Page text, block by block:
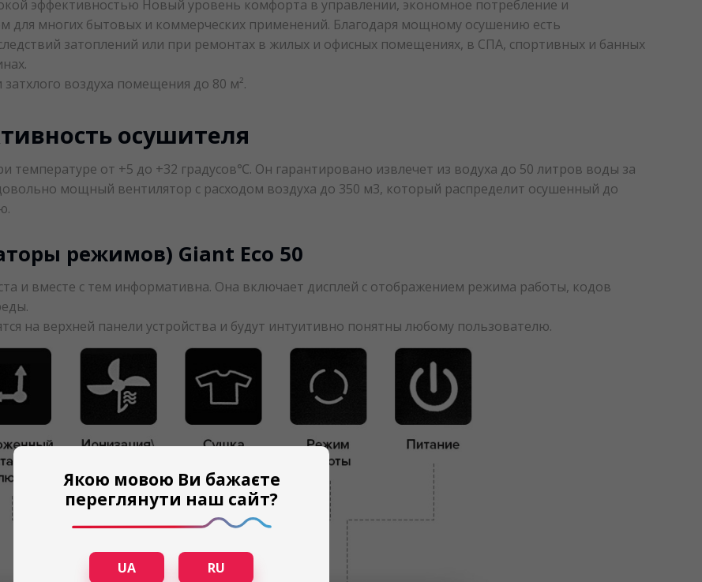
эффективностью Новый уровень комфорта в управлении, экономное потребление и
многих бытовых и коммерческих применений. Благодаря мощному осушению есть
затоплений или при ремонтах в жилых и офисных помещениях, в СПА, спортивных и банных
воздуха помещения до 80 м².
осушителя
от +5 до +32 градусов℃. Он гарантировано извлечет из водуха до 50 литров воды за
мощный вентилятор с расходом воздуха до 350 м3, который распределит осушенный до
режимов) Giant Eco 50
и вместе с тем информативна. Она включает дисплей с отображением режима работы, кодов
на верхней панели устройства и будут интуитивно понятны любому пользователю.
Якою мовою Ви бажаєте
переглянути наш сайт?
UA RU